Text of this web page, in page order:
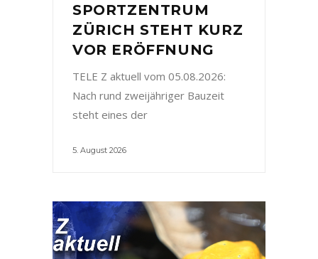
SPORTZENTRUM
ZÜRICH STEHT KURZ
VOR ERÖFFNUNG
TELE Z aktuell vom 05.08.2026:
Nach rund zweijähriger Bauzeit
steht eines der
5. August 2026